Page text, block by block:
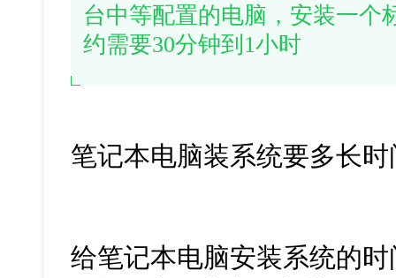
台中等配置的电脑，安装一个
约需要30分钟到1小时
笔记本电脑装系统要多长时
给笔记本电脑安装系统的